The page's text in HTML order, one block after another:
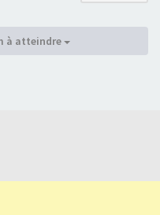
à atteindre